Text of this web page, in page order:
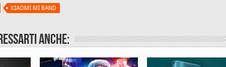
XIAOMI MI BAND
anche: